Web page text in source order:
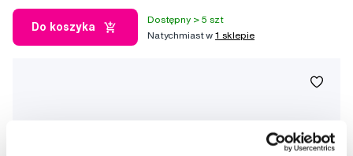
Do koszyka
Dostępny > 5 szt
Natychmiast w1 sklepie